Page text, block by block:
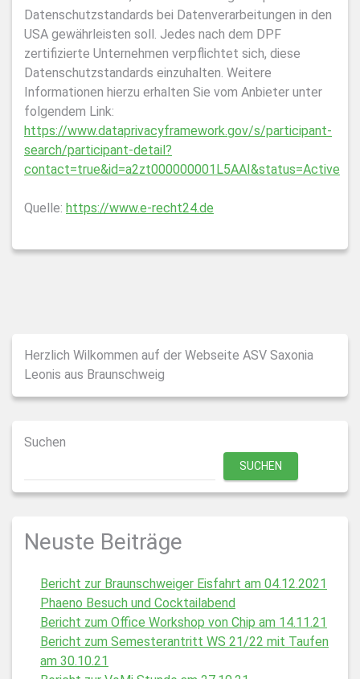
Datenschutzstandards bei Datenverarbeitungen in den
USA gewährleisten soll. Jedes nach dem DPF
zertifizierte Unternehmen verpflichtet sich, diese
Datenschutzstandards einzuhalten. Weitere
Informationen hierzu erhalten Sie vom Anbieter unter
folgendem Link:
https://www.dataprivacyframework.gov/s/participant-
search/participant-detail?
contact=true&id=a2zt000000001L5AAI&status=Active
Quelle: https://www.e-recht24.de
Herzlich Wilkommen auf der Webseite ASV Saxonia
Leonis aus Braunschweig
Suchen
SUCHEN
Neuste Beiträge
Bericht zur Braunschweiger Eisfahrt am 04.12.2021
Phaeno Besuch und Cocktailabend
Bericht zum Office Workshop von Chip am 14.11.21
Bericht zum Semesterantritt WS 21/22 mit Taufen
am 30.10.21